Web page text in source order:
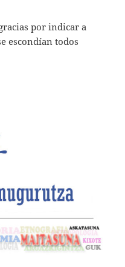
por indicar a
escondían todos